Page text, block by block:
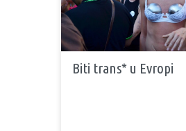
Biti trans* u Evropi